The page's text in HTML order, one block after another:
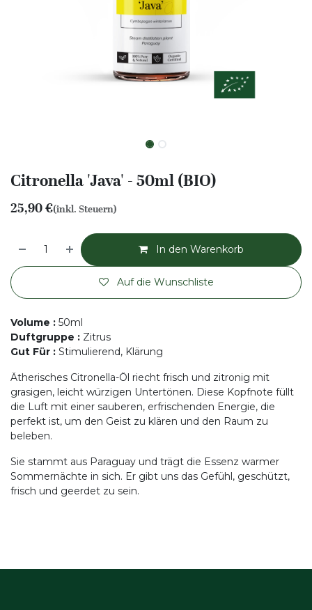
Citronella 'Java' - 50ml (BIO)
25,90€(inkl. Steuern)
In den Warenkorb
Auf die Wunschliste
Volume : 50ml
Duftgruppe : Zitrus
Gut Für : Stimulierend, Klärung
Ätherisches Citronella-Öl riecht frisch und zitronig mit
grasigen, leicht würzigen Untertönen. Diese Kopfnote füllt
die Luft mit einer sauberen, erfrischenden Energie, die
perfekt ist, um den Geist zu klären und den Raum zu
beleben.
Sie stammt aus Paraguay und trägt die Essenz warmer
Sommernächte in sich. Er gibt uns das Gefühl, geschützt,
frisch und geerdet zu sein.